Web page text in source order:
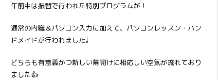
午前中は振替で行われた特別プログラムが！
通常の内職＆パソコン入力に加えて、パソコンレッスン・ハン
ドメイドが行われました♩
どちらも有意義かつ新しい幕開けに相応しい空気が流れており
ました👍